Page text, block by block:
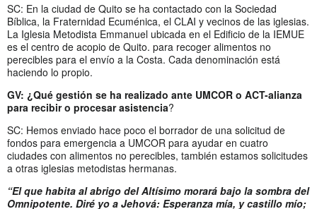
SC: En la ciudad de Quito se ha contactado con la Sociedad
Bíblica, la Fraternidad Ecuménica, el CLAI y vecinos de las iglesias.
La Iglesia Metodista Emmanuel ubicada en el Edificio de la IEMUE
es el centro de acopio de Quito. para recoger alimentos no
perecibles para el envío a la Costa. Cada denominación está
haciendo lo propio.
GV: ¿Qué gestión se ha realizado ante UMCOR o ACT-alianza
para recibir o procesar asistencia?
SC: Hemos enviado hace poco el borrador de una solicitud de
fondos para emergencia a UMCOR para ayudar en cuatro
ciudades con alimentos no perecibles, también estamos solicitudes
a otras iglesias metodistas hermanas.
“El que habita al abrigo del Altísimo morará bajo la sombra del
Omnipotente. Diré yo a Jehová: Esperanza mía, y castillo mío;